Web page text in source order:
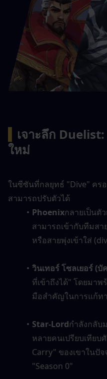
เจาะลึก
ใหม่
ในซีซันที่กลยุทธ์ "Dive" คร
สามารถปรับตัวได้
Phoenixกลายเป็นตั
สามารถเข้ากับทีมสา
หรือสายพุ่งเข้าใส่
วินเทอร์ โซลเยอร์ (บั
ที่เข้าถึงได้" โดยมา
มือสำคัญในการแก้ท
Star-Lordกำลังกลับ
หลายคนเปรียบเทียบ
Carry" ของเขาในปั
"Season 0"